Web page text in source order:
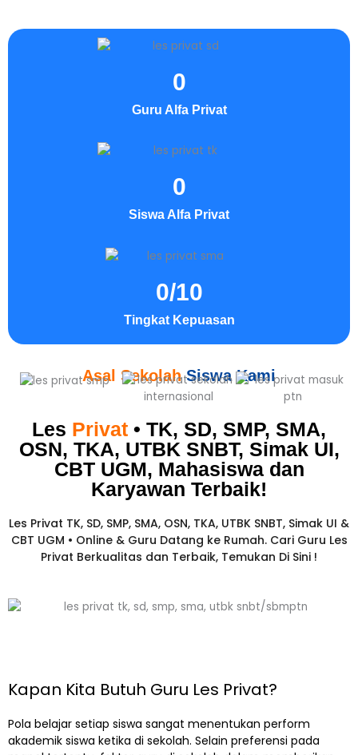
Guru Alfa Privat
0
Siswa Alfa Privat
0
Tingkat Kepuasan
0/10
Asal Sekolah Siswa Kami
Les Privat • TK, SD, SMP, SMA,
OSN, TKA, UTBK SNBT, Simak UI,
CBT UGM, Mahasiswa dan
Karyawan Terbaik!​
Les Privat TK, SD, SMP, SMA, OSN, TKA, UTBK SNBT, Simak UI &
CBT UGM • Online & Guru Datang ke Rumah. Cari Guru Les
Privat Berkualitas dan Terbaik, Temukan Di Sini !
Kapan Kita Butuh Guru Les Privat?
Pola belajar setiap siswa sangat menentukan perform
akademik siswa ketika di sekolah. Selain preferensi pada